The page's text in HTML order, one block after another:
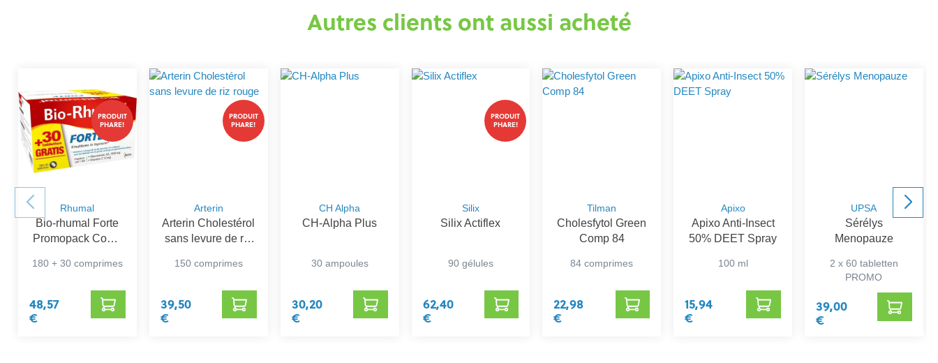
Autres clients ont aussi acheté
PRODUIT
PHARE!
Rhumal
Bio-rhumal Forte
Promopack Comp
180 + 30 comprimes
48,57
€
PRODUIT
PHARE!
Arterin
Arterin Cholestérol
sans levure de riz
150 comprimes
39,50
€
CH Alpha
CH-Alpha Plus
30 ampoules
30,20
€
PRODUIT
PHARE!
Silix
Silix Actiflex
90 gélules
62,40
€
Tilman
Cholesfytol Green
Comp 84
84 comprimes
22,98
€
Apixo
Apixo Anti-Insect
50% DEET Spray
100 ml
15,94
€
UPSA
Sérélys
Menopauze
2 x 60 tabletten
PROMO
39,00
€